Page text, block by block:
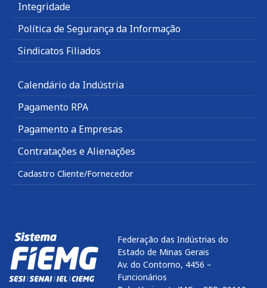
Integridade
Política de Segurança da Informação
Sindicatos Filiados
Calendário da Indústria
Pagamento RPA
Pagamento a Empresas
Contratações e Alienações
Cadastro Cliente/Fornecedor
Federação das Indústrias do
Estado de Minas Gerais
Av. do Contorno, 4456 –
Funcionários